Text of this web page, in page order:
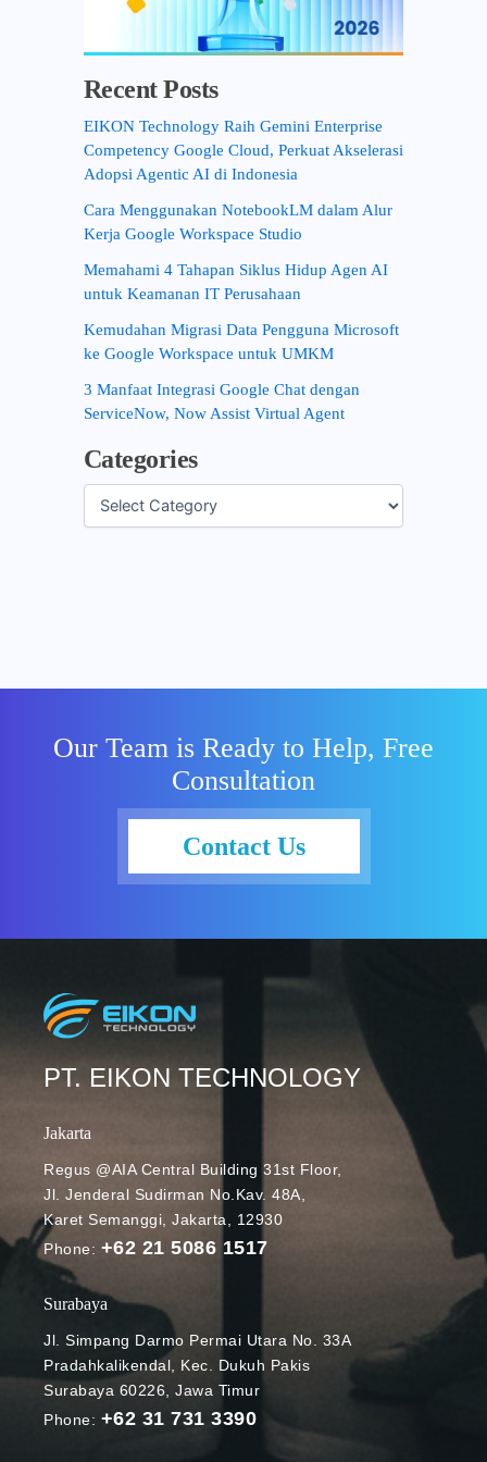
Recent Posts
EIKON Technology Raih Gemini Enterprise
Competency Google Cloud, Perkuat Akselerasi
Adopsi Agentic AI di Indonesia
Cara Menggunakan NotebookLM dalam Alur
Kerja Google Workspace Studio
Memahami 4 Tahapan Siklus Hidup Agen AI
untuk Keamanan IT Perusahaan
Kemudahan Migrasi Data Pengguna Microsoft
ke Google Workspace untuk UMKM
3 Manfaat Integrasi Google Chat dengan
ServiceNow, Now Assist Virtual Agent
Categories
Our Team is Ready to Help, Free
Consultation
Contact Us
PT. EIKON TECHNOLOGY
Jakarta
Regus @AIA Central Building 31st Floor,
Jl. Jenderal Sudirman No.Kav. 48A,
Karet Semanggi, Jakarta, 12930
Phone: +62 21 5086 1517
Surabaya
Jl. Simpang Darmo Permai Utara No. 33A
Pradahkalikendal, Kec. Dukuh Pakis
Surabaya 60226, Jawa Timur
Phone: +62 31 731 3390